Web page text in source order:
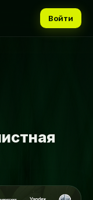
Войти